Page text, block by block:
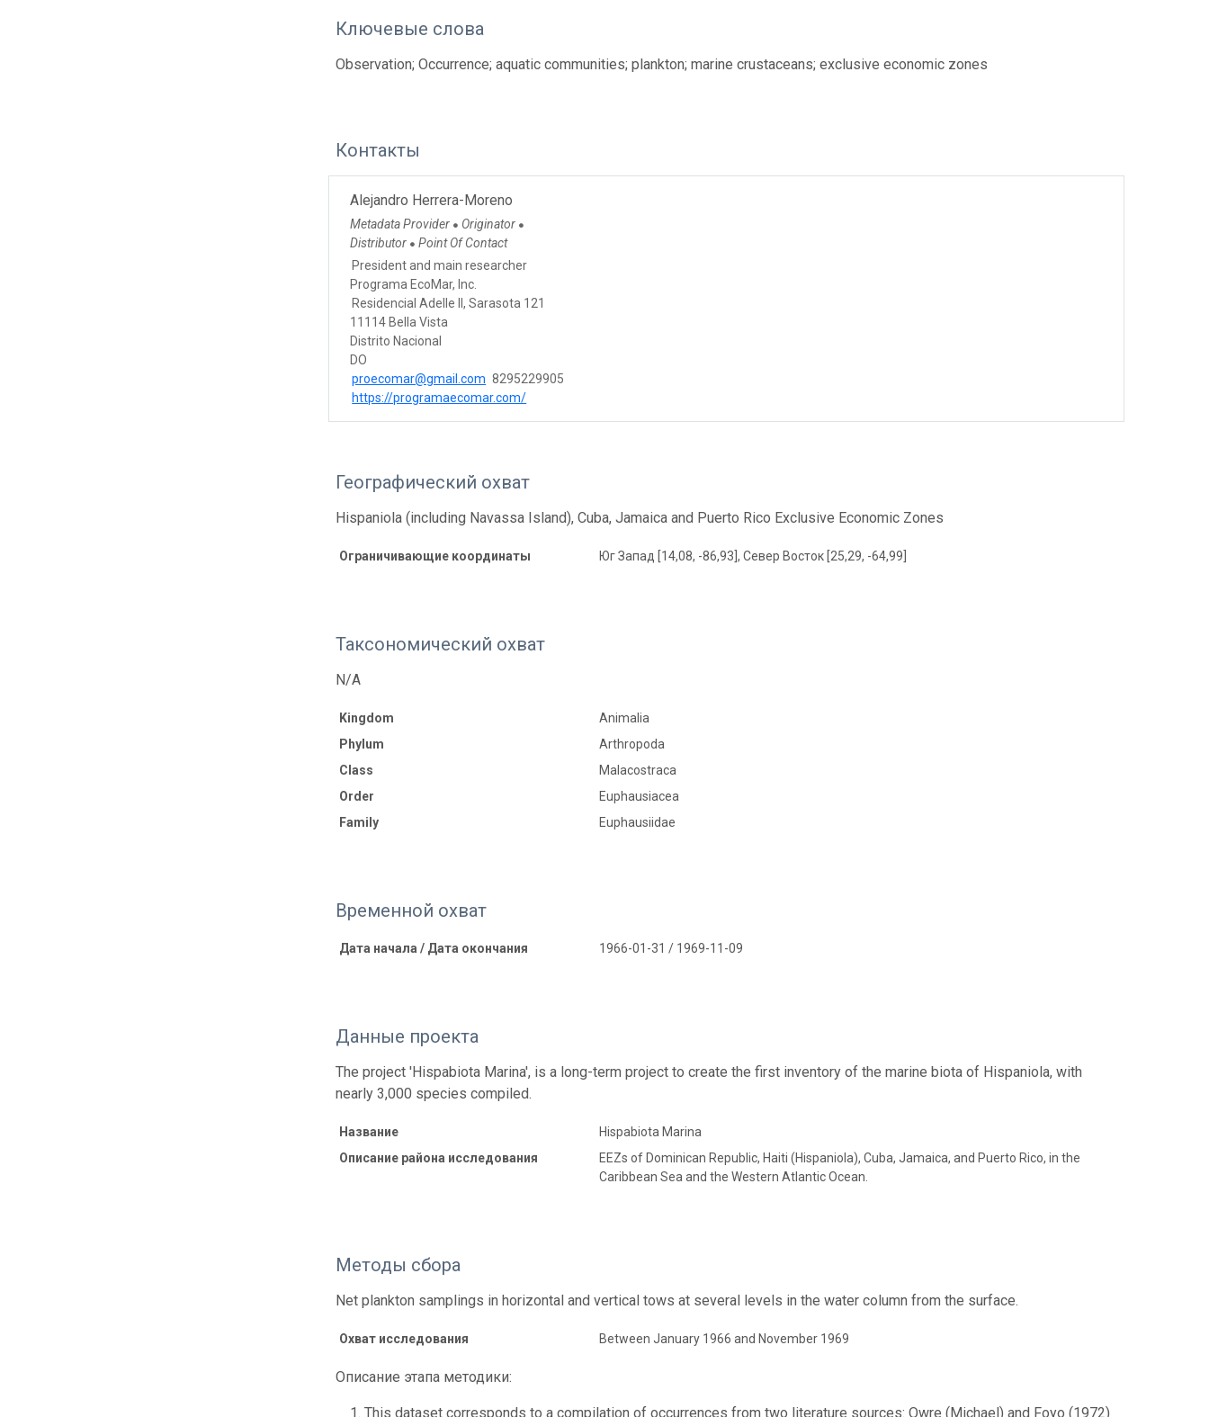
Ключевые слова
Observation; Occurrence; aquatic communities; plankton; marine crustaceans; exclusive economic zones
Контакты
Alejandro Herrera-Moreno
Metadata Provider ● Originator ●
Distributor ● Point Of Contact
President and main researcher
Programa EcoMar, Inc.
Residencial Adelle II, Sarasota 121
11114 Bella Vista
Distrito Nacional
DO
proecomar@gmail.com 8295229905
https://programaecomar.com/
Географический охват
Hispaniola (including Navassa Island), Cuba, Jamaica and Puerto Rico Exclusive Economic Zones
Ограничивающие координаты Юг Запад [14,08, -86,93], Север Восток [25,29, -64,99]
Таксономический охват
N/A
Kingdom
Animalia
Phylum
Arthropoda
Class
Malacostraca
Order
Euphausiacea
Family
Euphausiidae
Временной охват
Дата начала / Дата окончания 1966-01-31 / 1969-11-09
Данные проекта
The project 'Hispabiota Marina', is a long-term project to create the first inventory of the marine biota of Hispaniola, with
nearly 3,000 species compiled.
Название
Hispabiota Marina
Описание района исследования
EEZs of Dominican Republic, Haiti (Hispaniola), Cuba, Jamaica, and Puerto Rico, in the
Caribbean Sea and the Western Atlantic Ocean.
Методы сбора
Net plankton samplings in horizontal and vertical tows at several levels in the water column from the surface.
Охват исследования Between January 1966 and November 1969
Описание этапа методики:
This dataset corresponds to a compilation of occurrences from two literature sources: Owre (Michael) and Foyo (1972)